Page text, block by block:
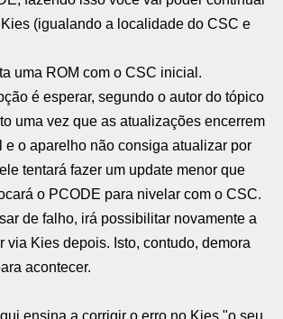
(igualando a localidade do CSC e
uma ROM com o CSC inicial.
é esperar, segundo o autor do tópico
uma vez que as atualizações encerrem
e o aparelho não consiga atualizar por
tentará fazer um update menor que
o PCODE para nivelar com o CSC.
de falho, irá possibilitar novamente a
via Kies depois. Isto, contudo, demora
acontecer.
ensina a corrigir o erro no Kies "o seu